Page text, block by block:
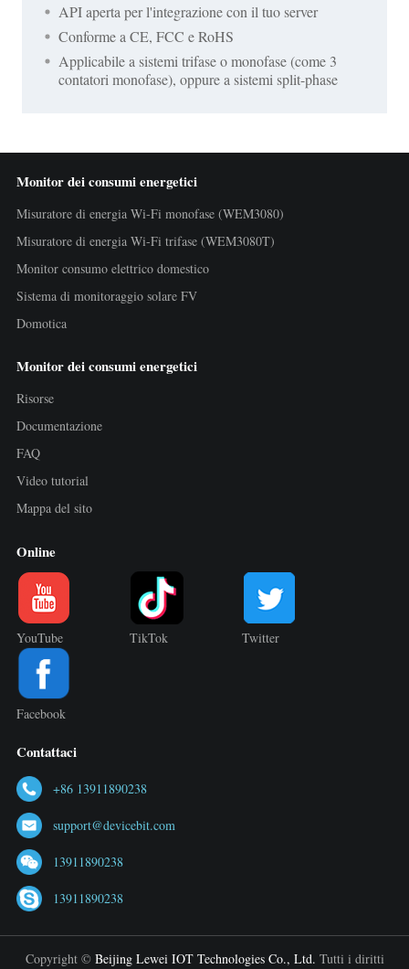
API aperta per l'integrazione con il tuo server
Conforme a CE, FCC e RoHS
Applicabile a sistemi trifase o monofase (come 3
contatori monofase), oppure a sistemi split-phase
Monitor dei consumi energetici
Misuratore di energia Wi-Fi monofase (WEM3080)
Misuratore di energia Wi-Fi trifase (WEM3080T)
Monitor consumo elettrico domestico
Sistema di monitoraggio solare FV
Domotica
Monitor dei consumi energetici
Risorse
Documentazione
FAQ
Video tutorial
Mappa del sito
Online
YouTube TikTok Twitter
Facebook
Contattaci
+86 13911890238
support@devicebit.com
13911890238
13911890238
Copyright © Beijing Lewei IOT Technologies Co., Ltd. Tutti i diritti